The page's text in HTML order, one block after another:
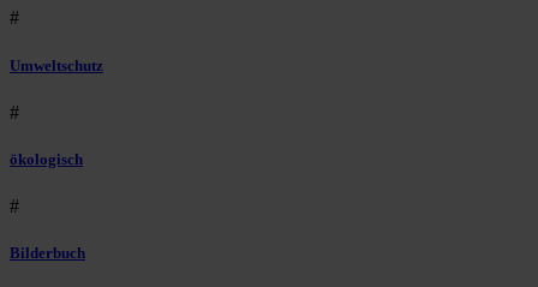
#
Umweltschutz
#
ökologisch
#
Bilderbuch